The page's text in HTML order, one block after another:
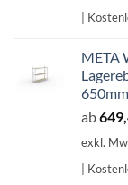
|
META
ab
exkl.
|